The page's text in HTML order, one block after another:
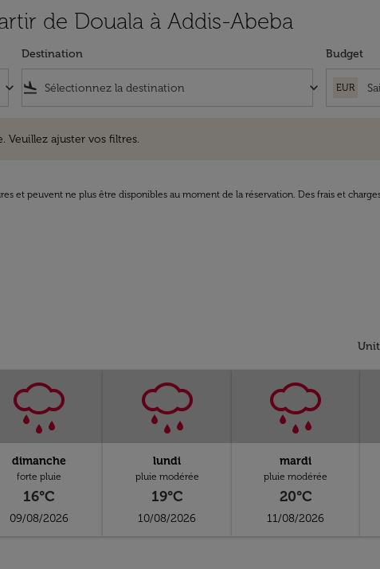
de Douala à Addis-Abeba
keyboard_arrow_down
Destination
flight_land keyboard_arrow_down
Budget
EUR
Veuillez ajuster vos filtres.
et peuvent ne plus être disponibles au moment de la réservation. Des frais et
dimanche
forte pluie
16°C
09/08/2026
lundi
pluie modérée
19°C
10/08/2026
mardi
pluie modérée
20°C
11/08/2026